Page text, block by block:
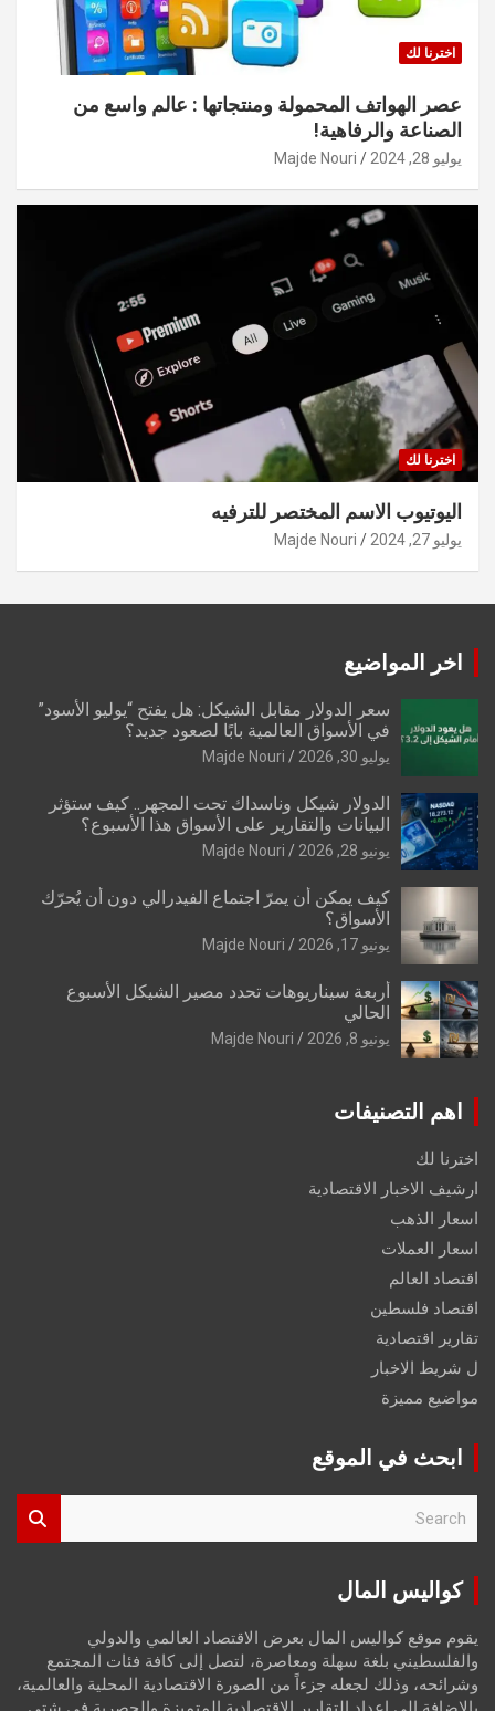
اخترنا لك
عصر الهواتف المحمولة ومنتجاتها : عالم واسع من
الصناعة والرفاهية!
يوليو 28, 2024 Majde Nouri
اخترنا لك
اليوتيوب الاسم المختصر للترفيه
يوليو 27, 2024 Majde Nouri
اخر المواضيع
سعر الدولار مقابل الشيكل: هل يفتح “يوليو الأسود”
في الأسواق العالمية بابًا لصعود جديد؟
يوليو 30, 2026 Majde Nouri
الدولار شيكل وناسداك تحت المجهر.. كيف ستؤثر
البيانات والتقارير على الأسواق هذا الأسبوع؟
يونيو 28, 2026 Majde Nouri
كيف يمكن أن يمرّ اجتماع الفيدرالي دون أن يُحرّك
الأسواق؟
يونيو 17, 2026 Majde Nouri
أربعة سيناريوهات تحدد مصير الشيكل الأسبوع
الحالي
يونيو 8, 2026 Majde Nouri
اهم التصنيفات
اخترنا لك
ارشيف الاخبار الاقتصادية
اسعار الذهب
اسعار العملات
اقتصاد العالم
اقتصاد فلسطين
تقارير اقتصادية
ل شريط الاخبار
مواضيع مميزة
ابحث في الموقع
r
كواليس المال
يقوم موقع كواليس المال بعرض الاقتصاد العالمي والدولي
والفلسطيني بلغة سهلة ومعاصرة، لتصل إلى كافة فئات المجتمع
وشرائحه، وذلك لجعله جزءاً من الصورة الاقتصادية المحلية والعالمية،